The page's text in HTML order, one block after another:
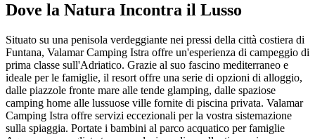
Dove la Natura Incontra il Lusso
Situato su una penisola verdeggiante nei pressi della città costiera di
Funtana, Valamar Camping Istra offre un'esperienza di campeggio di
prima classe sull'Adriatico. Grazie al suo fascino mediterraneo e
ideale per le famiglie, il resort offre una serie di opzioni di alloggio,
dalle piazzole fronte mare alle tende glamping, dalle spaziose
camping home alle lussuose ville fornite di piscina privata. Valamar
Camping Istra offre servizi eccezionali per la vostra sistemazione
sulla spiaggia. Portate i bambini al parco acquatico per famiglie